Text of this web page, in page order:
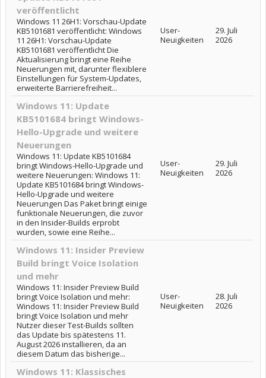
veröffentlicht
Windows 11 26H1: Vorschau-Update
KB5101681 veröffentlicht: Windows
11 26H1: Vorschau-Update
KB5101681 veröffentlicht Die
Aktualisierung bringt eine Reihe
Neuerungen mit, darunter flexiblere
Einstellungen für System-Updates,
erweiterte Barrierefreiheit...
User-
Neuigkeiten
29. Juli
2026
Windows 11: Update
KB5101684 bringt Windows-
Hello-Upgrade und weitere
Neuerungen
Windows 11: Update KB5101684
bringt Windows-Hello-Upgrade und
weitere Neuerungen: Windows 11:
Update KB5101684 bringt Windows-
Hello-Upgrade und weitere
Neuerungen Das Paket bringt einige
funktionale Neuerungen, die zuvor
in den Insider-Builds erprobt
wurden, sowie eine Reihe...
User-
Neuigkeiten
29. Juli
2026
Windows 11: Insider Preview
Build bringt Voice Isolation
und mehr
Windows 11: Insider Preview Build
bringt Voice Isolation und mehr:
Windows 11: Insider Preview Build
bringt Voice Isolation und mehr
Nutzer dieser Test-Builds sollten
das Update bis spätestens 11.
August 2026 installieren, da an
diesem Datum das bisherige...
User-
Neuigkeiten
28. Juli
2026
Windows 11: Klassisches